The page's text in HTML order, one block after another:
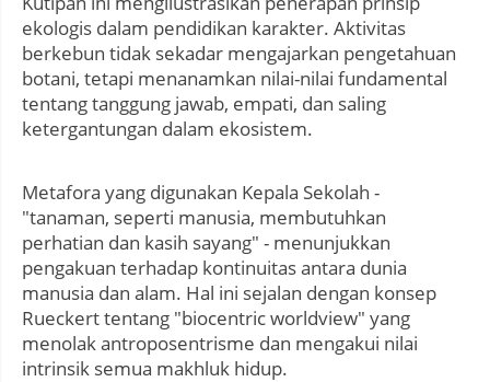
ekologis dalam pendidikan karakter. Aktivitas
berkebun tidak sekadar mengajarkan pengetahuan
botani, tetapi menanamkan nilai-nilai fundamental
tentang tanggung jawab, empati, dan saling
ketergantungan dalam ekosistem.
Metafora yang digunakan Kepala Sekolah -
"tanaman, seperti manusia, membutuhkan
perhatian dan kasih sayang" - menunjukkan
pengakuan terhadap kontinuitas antara dunia
manusia dan alam. Hal ini sejalan dengan konsep
Rueckert tentang "biocentric worldview" yang
menolak antroposentrisme dan mengakui nilai
intrinsik semua makhluk hidup.